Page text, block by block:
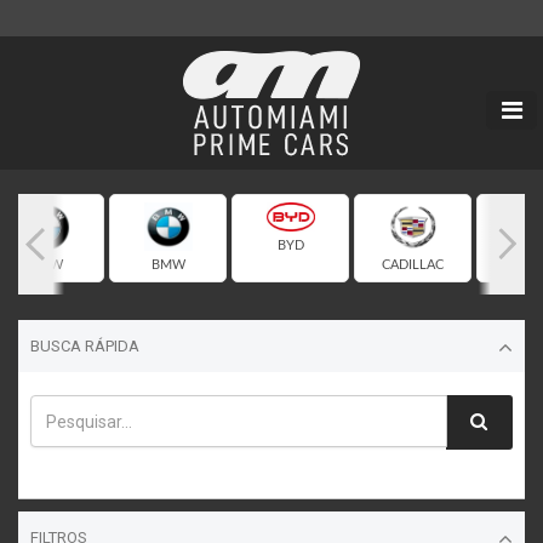
BMW BMW
BYD
CADILLAC
BUSCA RÁPIDA
FILTROS